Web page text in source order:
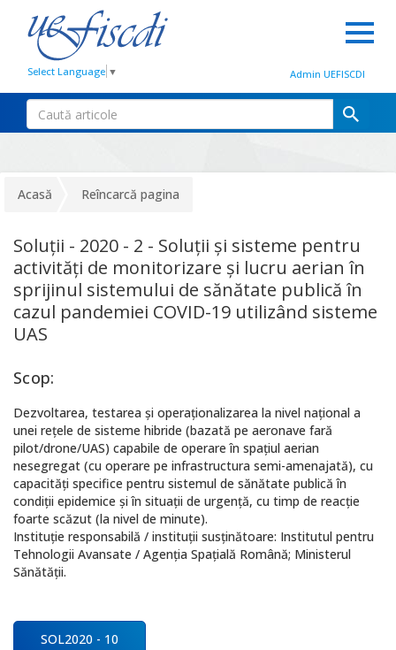
Select Language ▼ Admin UEFISCDI
Acasă Reîncarcă pagina
Soluții - 2020 - 2 - Soluții și sisteme pentru
activități de monitorizare și lucru aerian în
sprijinul sistemului de sănătate publică în
cazul pandemiei COVID-19 utilizând sisteme
UAS
Scop:
Dezvoltarea, testarea și operaționalizarea la nivel național a
unei rețele de sisteme hibride (bazată pe aeronave fară
pilot/drone/UAS) capabile de operare în spațiul aerian
nesegregat (cu operare pe infrastructura semi-amenajată), cu
capacități specifice pentru sistemul de sănătate publică în
condiții epidemice și în situații de urgență, cu timp de reacție
foarte scăzut (la nivel de minute).
Instituție responsabilă / instituții susținătoare: Institutul pentru
Tehnologii Avansate / Agenția Spațială Română; Ministerul
Sănătății.
SOL2020 - 10